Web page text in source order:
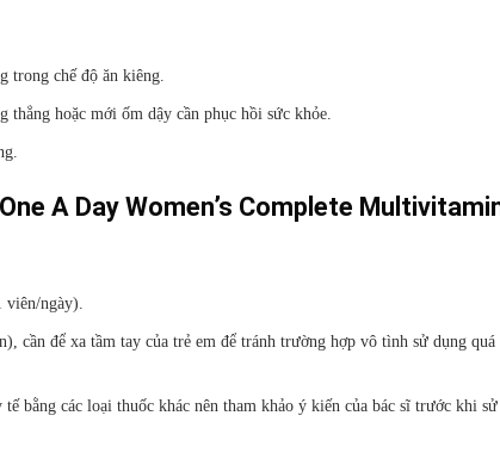
trong chế độ ăn kiêng.
hoặc mới ốm dậy cần phục hồi sức khỏe.
A Day Women’s Complete
ngày).
cần để xa tầm tay của trẻ em để tránh trường hợp vô tình sử dụng
bằng các loại thuốc khác nên tham khảo ý kiến của bác sĩ trước khi